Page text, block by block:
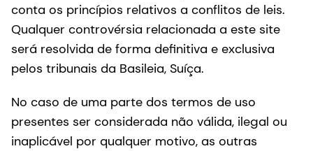
conta os princípios relativos a conflitos de leis.
Qualquer controvérsia relacionada a este site
será resolvida de forma definitiva e exclusiva
pelos tribunais da Basileia, Suíça.
No caso de uma parte dos termos de uso
presentes ser considerada não válida, ilegal ou
inaplicável por qualquer motivo, as outras